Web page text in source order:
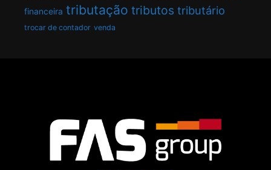
financeira tributação tributos tributário
trocar de contador venda